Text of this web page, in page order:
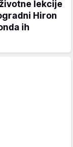
lekcije
Hiron
ih